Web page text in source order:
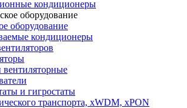
кондиционеры
оборудование
кондиционеры
и гигростаты
транспорта, xWDM, xPON